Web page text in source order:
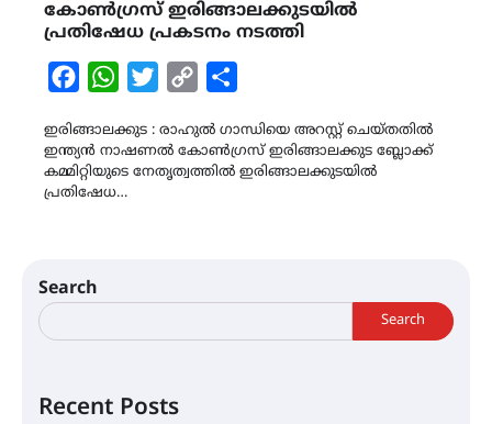
കോൺഗ്രസ് ഇരിങ്ങാലക്കുടയിൽ
പ്രതിഷേധ പ്രകടനം നടത്തി
FacebookWhatsAppTwitterCopy
ഇരിങ്ങാലക്കുട : രാഹുൽ ഗാന്ധിയെ അറസ്റ്റ് ചെയ്തതിൽ
ഇന്ത്യൻ നാഷണൽ കോൺഗ്രസ് ഇരിങ്ങാലക്കുട ബ്ലോക്ക്
കമ്മിറ്റിയുടെ നേതൃത്വത്തിൽ ഇരിങ്ങാലക്കുടയിൽ
പ്രതിഷേധ…
Search
Search
Recent Posts